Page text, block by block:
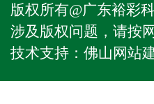
版权所有@广东裕彩
涉及版权问题，请按
技术支持： 佛山网站